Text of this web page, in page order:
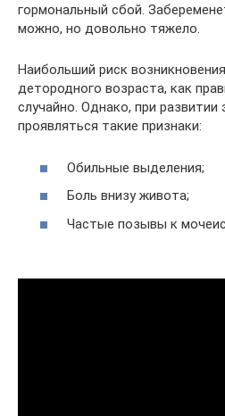
гормональный сбой.
можно, но довольно тяжело.
Наибольший риск
детородного возраста, как
случайно. Однако, при развитии
проявляться такие признаки:
Обильные выделения;
Боль внизу живота;
Частые позывы к